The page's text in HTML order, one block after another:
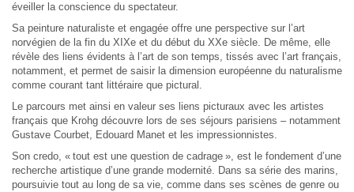
éveiller la conscience du spectateur.
Sa peinture naturaliste et engagée offre une perspective sur l’art
norvégien de la fin du XIXe et du début du XXe siècle. De même, elle
révèle des liens évidents à l’art de son temps, tissés avec l’art français,
notamment, et permet de saisir la dimension européenne du naturalisme
comme courant tant littéraire que pictural.
Le parcours met ainsi en valeur ses liens picturaux avec les artistes
français que Krohg découvre lors de ses séjours parisiens – notamment
Gustave Courbet, Edouard Manet et les impressionnistes.
Son credo, « tout est une question de cadrage », est le fondement d’une
recherche artistique d’une grande modernité. Dans sa série des marins,
poursuivie tout au long de sa vie, comme dans ses scènes de genre ou